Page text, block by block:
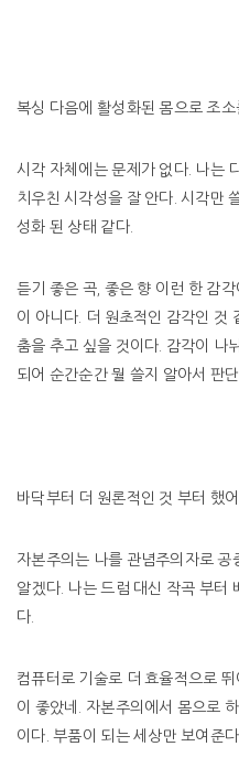
복싱 다음에 활성화된 몸으로 조소
시각 자체에는 문제가 없다. 나는
치우친 시각성을 잘 안다. 시각만
성화 된 상태 같다.
듣기 좋은 곡, 좋은 향 이런 한 감
이 아니다. 더 원초적인 감각인 것
춤을 추고 싶을 것이다. 감각이 나
되어 순간순간 뭘 쓸지 알아서 판
바닥부터 더 원론적인 것 부터 했
자본주의는 나를 관념주의자로
알겠다. 나는 드럼 대신 작곡 부터
다.
컴퓨터로 기술로 더 효율적으로
이 좋았네. 자본주의에서 몸으로
이다. 부품이 되는 세상만 보여준다.